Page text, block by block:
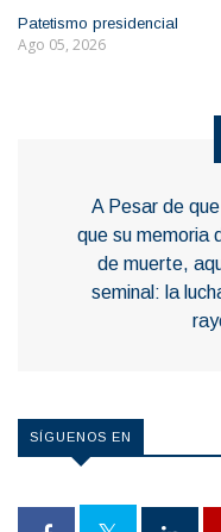
Patetismo presidencial
Ago 05, 2026
A Pesar de
que su memoria
de muerte,
seminal: la
SÍGUENOS EN